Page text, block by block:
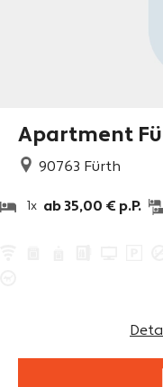
Apartment
90763 Fürth
1x ab 35,00 € p.P.